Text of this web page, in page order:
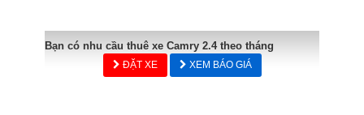
Bạn có nhu cầu thuê xe Camry 2.4 theo tháng
ĐẶT XE XEM BÁO GIÁ